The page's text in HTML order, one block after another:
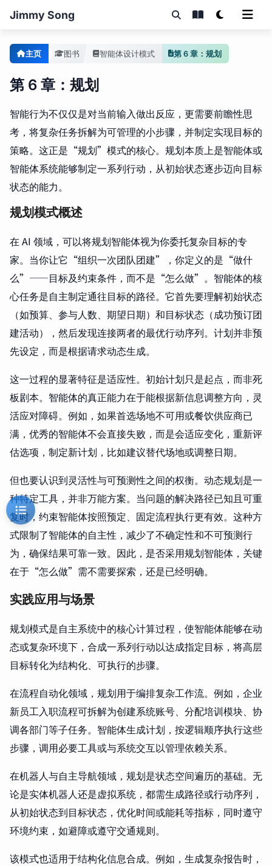
Jimmy Song
主页 图书 智能体设计模式 第 6 章：规划
第 6 章：规划
智能行为不仅仅是对当前输入做出反应，更需要前瞻性思
考，将复杂任务拆解为可管理的小步骤，并制定实现目标的
策略。这正是“规划”模式的核心。规划本质上是智能体或
智能体系统能够制定一系列行动，从初始状态逐步迈向目标
状态的能力。
规划模式概述
在 AI 领域，可以将规划智能体视为你委托复杂目标的专
家。当你让它“组织一次团队团建”，你定义的是“做什
么”——目标及约束条件，而不是“怎么做”。智能体的核
心任务是自主制定通往目标的路径。它首先要理解初始状态
（如预算、参与人数、期望日期）和目标状态（成功预订团
建活动），然后发现连接两者的最优行动序列。计划并非预
先设定，而是根据请求动态生成。
这一过程的显著特征是适应性。初始计划只是起点，而非死
板剧本。智能体的真正能力在于能根据新信息调整方向，灵
活应对障碍。例如，如果首选场地不可用或餐饮供应商已
满，优秀的智能体不会直接失败，而是会适应变化，重新评
估选项，制定新计划，比如建议替代场地或调整日期。
但也要认识到灵活性与可预测性之间的权衡。动态规划是一
种特定工具，并非万能方案。当问题的解决路径已知且可重
复时，约束智能体按照预定、固定流程执行更有效。这种方
式限制了智能体的自主性，减少了不确定性和不可预测行
为，确保结果可靠一致。因此，是否采用规划智能体，关键
在于“怎么做”需不需要探索，还是已经明确。
实践应用与场景
规划模式是自主系统中的核心计算过程，使智能体能够在动
态或复杂环境下，合成一系列行动以达成指定目标，将高层
目标转化为结构化、可执行的步骤。
在流程自动化领域，规划用于编排复杂工作流。例如，企业
新员工入职流程可拆解为创建系统账号、分配培训模块、协
调各部门等子任务。智能体生成计划，按逻辑顺序执行这些
步骤，调用必要工具或与系统交互以管理依赖关系。
在机器人与自主导航领域，规划是状态空间遍历的基础。无
论是实体机器人还是虚拟系统，都需生成路径或行动序列，
从初始状态到目标状态，优化时间或能耗等指标，同时遵守
环境约束，如避障或遵守交通规则。
该模式也适用于结构化信息合成。例如，生成复杂报告时，